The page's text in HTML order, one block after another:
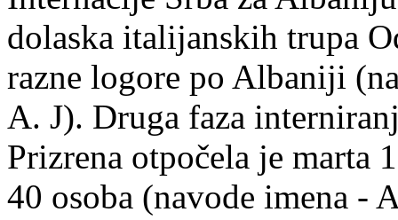
dolaska italijanskih trupa
razne logore po Albaniji
A. J). Druga faza
Prizrena otpočela je marta
40 osoba (navode imena -